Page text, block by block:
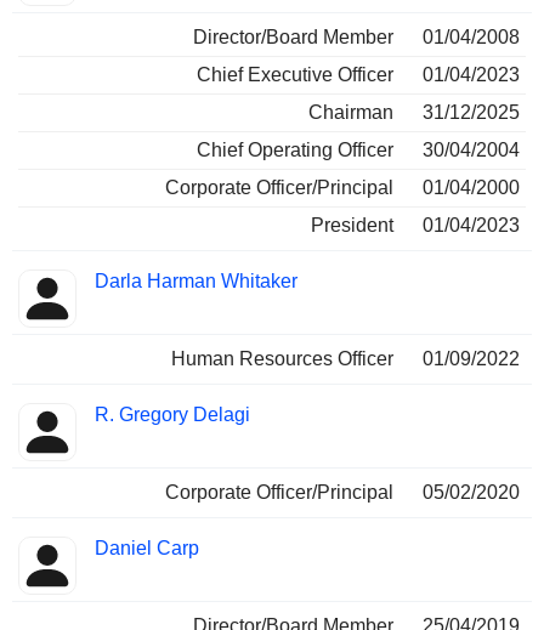
Director/Board Member
01/04/2008
Chief Executive Officer
01/04/2023
Chairman
31/12/2025
Chief Operating Officer
30/04/2004
Corporate Officer/Principal
01/04/2000
President
01/04/2023
Darla Harman Whitaker
Human Resources Officer 01/09/2022
R. Gregory Delagi
Corporate Officer/Principal 05/02/2020
Daniel Carp